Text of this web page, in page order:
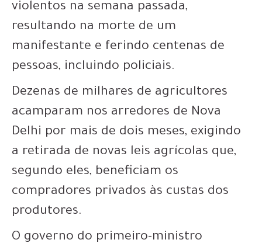
violentos na semana passada,
resultando na morte de um
manifestante e ferindo centenas de
pessoas, incluindo policiais.
Dezenas de milhares de agricultores
acamparam nos arredores de Nova
Delhi por mais de dois meses, exigindo
a retirada de novas leis agrícolas que,
segundo eles, beneficiam os
compradores privados às custas dos
produtores.
O governo do primeiro-ministro